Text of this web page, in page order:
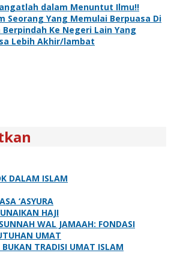
dalam Menuntut Ilmu!!
Seorang Yang Memulai Berpuasa Di
Ke Negeri Lain Yang
Lebih Akhir/lambat
DALAM ISLAM
‘ASYURA
HAJI
WAL JAMAAH: FONDASI
UMAT
TRADISI UMAT ISLAM